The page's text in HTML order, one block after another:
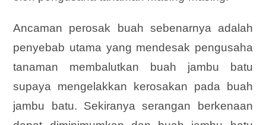
Ancaman perosak buah sebenarnya adalah
penyebab utama yang mendesak pengusaha
tanaman membalutkan buah jambu batu
supaya mengelakkan kerosakan pada buah
jambu batu. Sekiranya serangan berkenaan